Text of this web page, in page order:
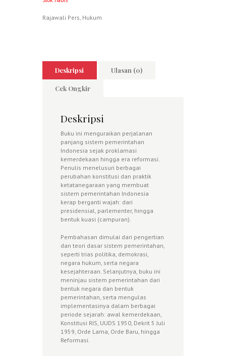
Rajawali Pers Hukum
Deskripsi Ulasan (0)
Cek Ongkir
Deskripsi
Buku ini menguraikan perjalanan
panjang sistem pemerintahan
Indonesia sejak proklamasi
kemerdekaan hingga era reformasi.
Penulis menelusuri berbagai
perubahan konstitusi dan praktik
ketatanegaraan yang membuat
sistem pemerintahan Indonesia
kerap berganti wajah: dari
presidensial, parlementer, hingga
bentuk kuasi (campuran).
Pembahasan dimulai dari pengertian
dan teori dasar sistem pemerintahan,
seperti trias politika, demokrasi,
negara hukum, serta negara
kesejahteraan. Selanjutnya, buku ini
meninjau sistem pemerintahan dari
bentuk negara dan bentuk
pemerintahan, serta mengulas
implementasinya dalam berbagai
periode sejarah: awal kemerdekaan,
Konstitusi RIS, UUDS 1950, Dekrit 5 Juli
1959, Orde Lama, Orde Baru, hingga
Reformasi.